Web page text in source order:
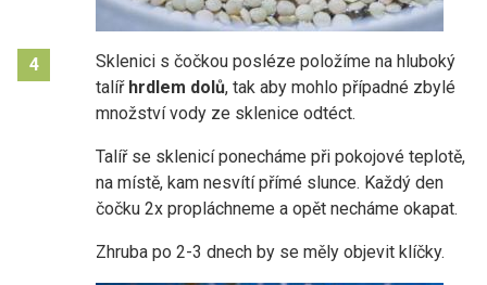
4
Sklenici s čočkou posléze položíme na hluboký
talíř hrdlem dolů, tak aby mohlo případné zbylé
množství vody ze sklenice odtéct.
Talíř se sklenicí ponecháme při pokojové teplotě,
na místě, kam nesvítí přímé slunce. Každý den
čočku 2x propláchneme a opět necháme okapat.
Zhruba po 2-3 dnech by se měly objevit klíčky.